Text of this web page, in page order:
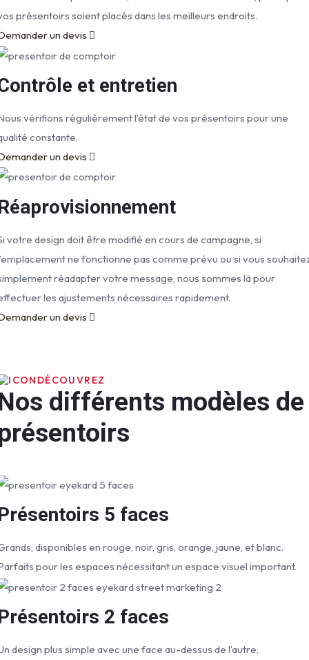
présentoirs soient placés dans les meilleurs endroits.
un devis
et entretien
vérifions régulièrement l’état de vos présentoirs pour une
constante.
un devis
votre design doit être modifié en cours de campagne, si
ne fonctionne pas comme prévu ou si vous
réadapter votre message, nous sommes là pour
les ajustements nécessaires rapidement.
un devis
DÉCOUVREZ
différents modèles de
5 faces
disponibles en rouge, noir, gris, orange, jaune, et blanc.
pour les espaces nécessitant un espace visuel important.
2 faces
design plus simple avec une face au-dessus de l’autre,